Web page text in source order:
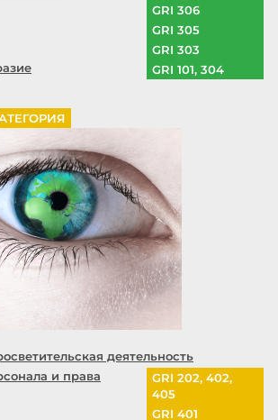
GRI 306
GRI 305
GRI 303
GRI 101, 304
деятельность
и права
GRI 202, 402,
405
GRI 401